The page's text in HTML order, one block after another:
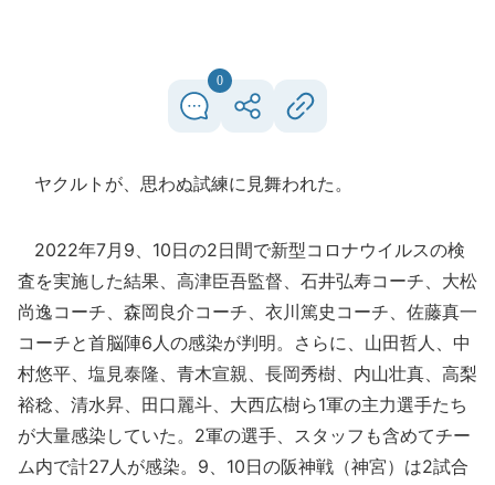
0
ヤクルトが、思わぬ試練に見舞われた。
2022年7月9、10日の2日間で新型コロナウイルスの検
査を実施した結果、高津臣吾監督、石井弘寿コーチ、大松
尚逸コーチ、森岡良介コーチ、衣川篤史コーチ、佐藤真一
コーチと首脳陣6人の感染が判明。さらに、山田哲人、中
村悠平、塩見泰隆、青木宣親、長岡秀樹、内山壮真、高梨
裕稔、清水昇、田口麗斗、大西広樹ら1軍の主力選手たち
が大量感染していた。2軍の選手、スタッフも含めてチー
ム内で計27人が感染。9、10日の阪神戦（神宮）は2試合